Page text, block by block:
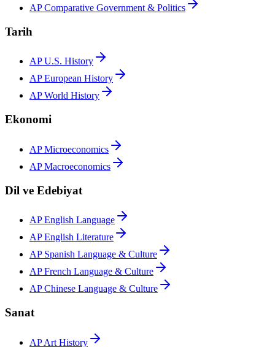
AP Comparative Government & Politics
Tarih
AP U.S. History
AP European History
AP World History
Ekonomi
AP Microeconomics
AP Macroeconomics
Dil ve Edebiyat
AP English Language
AP English Literature
AP Spanish Language & Culture
AP French Language & Culture
AP Chinese Language & Culture
Sanat
AP Art History